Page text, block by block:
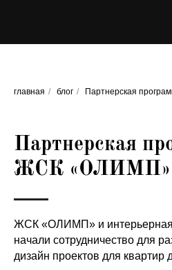
главная / блог / Партнерская
Партнерская
ЖСК «ОЛИМП»
ЖСК «ОЛИМП» и интерьерная
начали сотрудничество для
дизайн проектов для